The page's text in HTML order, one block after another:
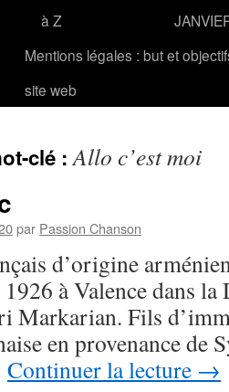
à Z
Mentions légales : but et
site web
clé :Allo c’est moi
par Passion Chanson
d’origine
à Valence dans
Markarian. Fils
en provenance de
Continuer la lecture →